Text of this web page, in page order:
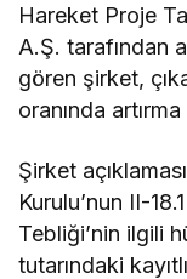
Hareket Proje
A.Ş. tarafından
gören şirket,
oranında artırma
Şirket
Kurulu’nun II-
Tebliği’nin ilgili
tutarındaki